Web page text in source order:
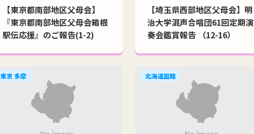
【東京都南部地区父母会】
『東京都南部地区父母会箱根
駅伝応援』のご報告(1-2)
【埼玉県西部地区父母会】明
治大学混声合唱団61回定期演
奏会鑑賞報告 （12-16）
東京 多摩 北海道函館